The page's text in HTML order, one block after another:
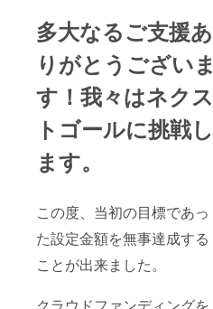
多大なるご支援あ
りがとうございま
す！我々はネクス
トゴールに挑戦し
ます。
この度、当初の目標であっ
た設定金額を無事達成する
ことが出来ました。